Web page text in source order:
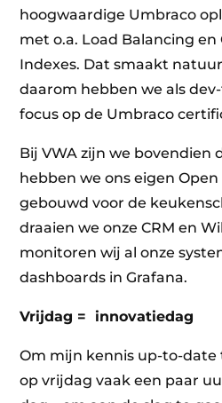
hoogwaardige Umbraco
met o.a. Load Balancing
Indexes. Dat smaakt
daarom hebben we als
focus op de Umbraco
Bij VWA zijn we bovendien
hebben we ons eigen
gebouwd voor de
draaien we onze CRM en
monitoren wij al onze
dashboards in Grafana.
Vrijdag = innovatiedag
Om mijn kennis up-to-date
op vrijdag vaak een paar